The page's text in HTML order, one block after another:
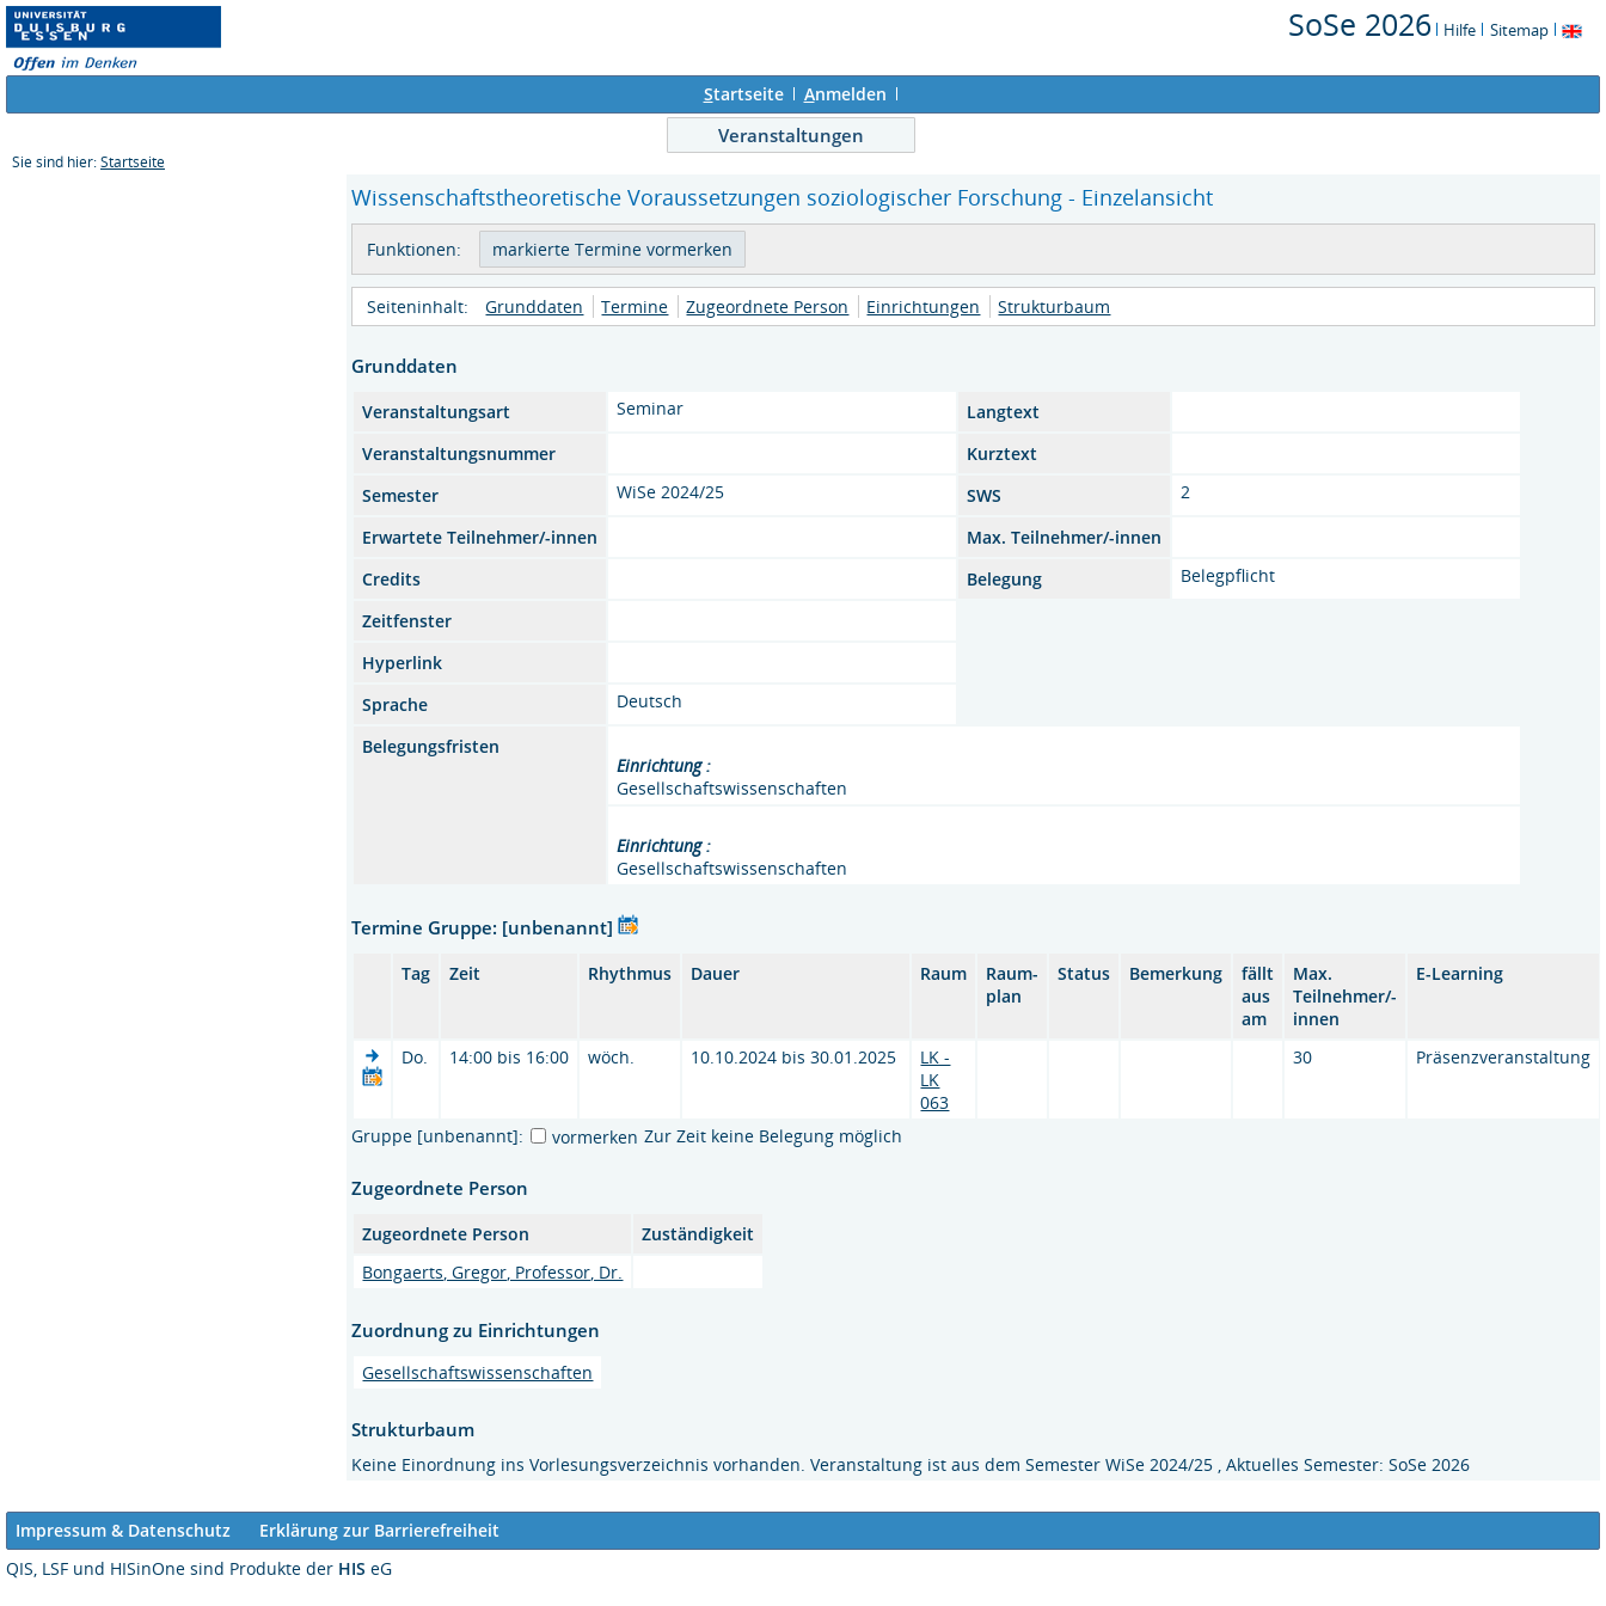
SoSe 2026 Hilfe Sitemap
Startseite Anmelden
Veranstaltungen
Sie sind hier: Startseite
Wissenschaftstheoretische Voraussetzungen soziologischer Forschung - Einzelansicht
Funktionen:
Seiteninhalt: Grunddaten Termine Zugeordnete Person Einrichtungen Strukturbaum
Grunddaten
Veranstaltungsart Seminar
Langtext
Veranstaltungsnummer
Kurztext
Semester
WiSe 2024/25 SWS
2
Erwartete Teilnehmer/-innen
Max. Teilnehmer/-innen
Credits
Belegung
Belegpflicht
Zeitfenster
Hyperlink
Sprache
Deutsch
Belegungsfristen
Einrichtung :
Gesellschaftswissenschaften
Einrichtung :
Gesellschaftswissenschaften
Termine Gruppe: [unbenannt]
Tag Zeit Rhythmus Dauer Raum
Raum-
plan
Status Bemerkung
fällt
aus
am
Max.
Teilnehmer/-
innen
E-Learning
Do. 14:00 bis 16:00 wöch. 10.10.2024 bis 30.01.2025
LK -
LK
063
30 Präsenzveranstaltung
Gruppe [unbenannt]: vormerken Zur Zeit keine Belegung möglich
Zugeordnete Person
Zugeordnete Person
Zuständigkeit
Bongaerts, Gregor, Professor, Dr.
Zuordnung zu Einrichtungen
Gesellschaftswissenschaften
Strukturbaum
Keine Einordnung ins Vorlesungsverzeichnis vorhanden. Veranstaltung ist aus dem Semester WiSe 2024/25 , Aktuelles Semester: SoSe 2026
Impressum & Datenschutz
Erklärung zur Barrierefreiheit
QIS, LSF und HISinOne sind Produkte der HIS eG